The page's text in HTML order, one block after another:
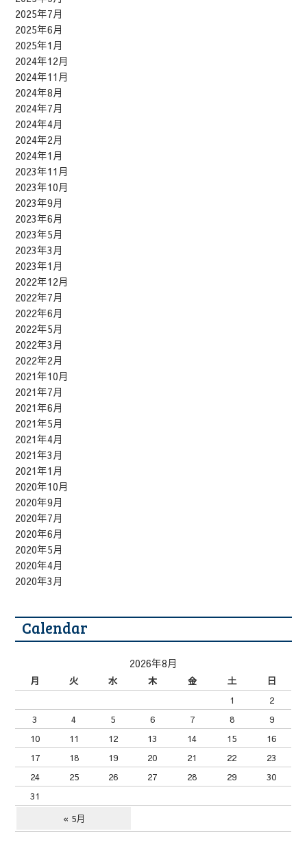
2025年7月
2025年6月
2025年1月
2024年12月
2024年11月
2024年8月
2024年7月
2024年4月
2024年2月
2024年1月
2023年11月
2023年10月
2023年9月
2023年6月
2023年5月
2023年3月
2023年1月
2022年12月
2022年7月
2022年6月
2022年5月
2022年3月
2022年2月
2021年10月
2021年7月
2021年6月
2021年5月
2021年4月
2021年3月
2021年1月
2020年10月
2020年9月
2020年7月
2020年6月
2020年5月
2020年4月
2020年3月
Calendar
2026年8月
月 火 水 木 金 土 日
« 5月
1
2
3
4 5 6 7 8
9
10
11 12 13 14 15
16
17
18 19 20 21 22
23
24
25 26 27 28 29
30
31